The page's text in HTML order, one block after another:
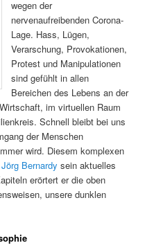
wegen der
nervenaufreibenden Corona-
Lage. Hass, Lügen,
Verarschung, Provokationen,
Protest und Manipulationen
sind gefühlt in allen
Bereichen des Lebens an der
im virtuellen Raum
Schnell bleibt bei uns
der Menschen
wird. Diesem komplexen
Bernardy sein aktuelles
erörtert er die oben
unsere dunklen